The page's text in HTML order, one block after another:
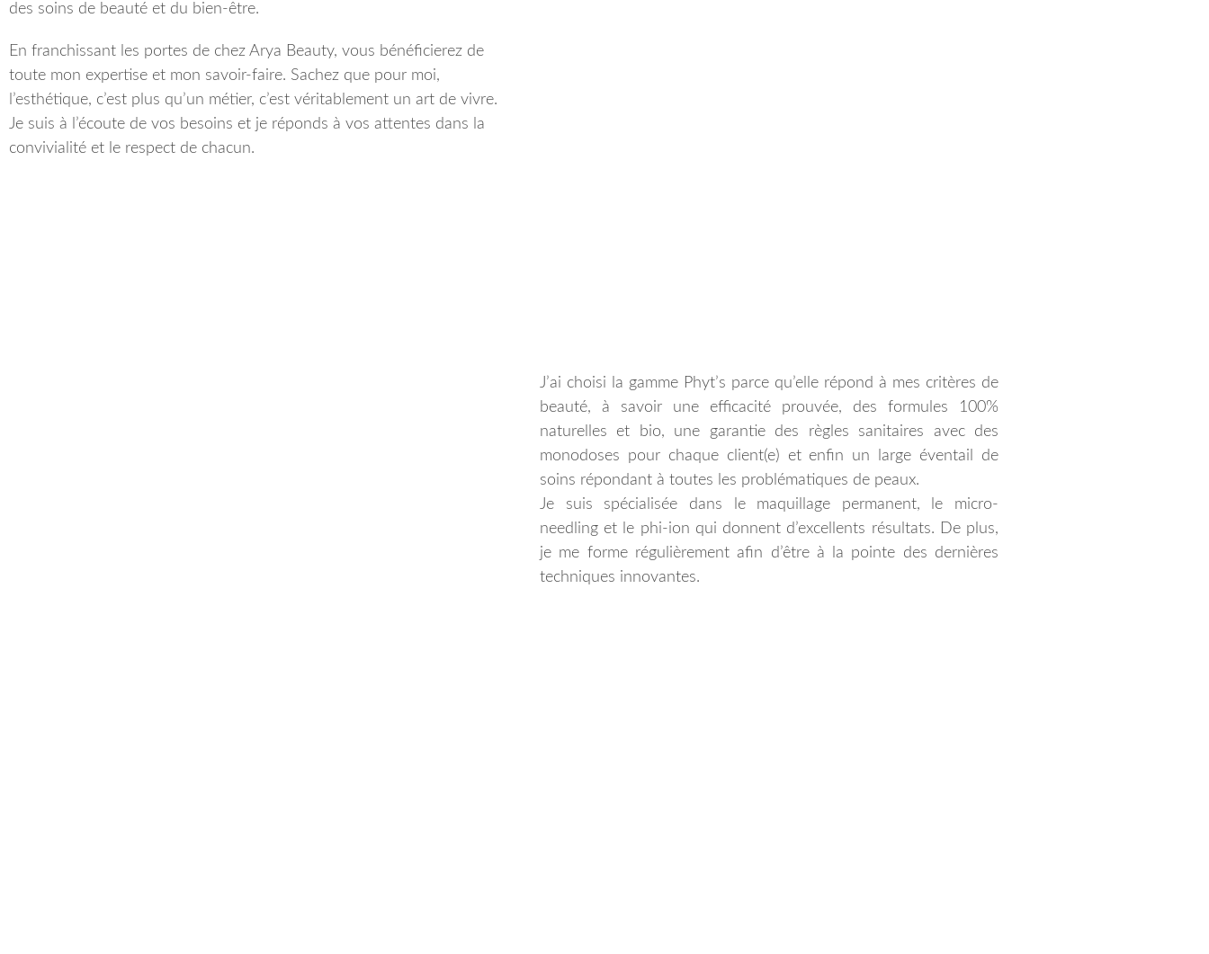
des soins de beauté et du bien-être.
En franchissant les portes de chez Arya Beauty, vous bénéficierez de
toute mon expertise et mon savoir-faire. Sachez que pour moi,
l’esthétique, c’est plus qu’un métier, c’est véritablement un art de vivre.
Je suis à l’écoute de vos besoins et je réponds à vos attentes dans la
convivialité et le respect de chacun.
J’ai choisi la gamme Phyt’s parce qu’elle répond à mes critères de
beauté, à savoir une efficacité prouvée, des formules 100%
naturelles et bio, une garantie des règles sanitaires avec des
monodoses pour chaque client(e) et enfin un large éventail de
soins répondant à toutes les problématiques de peaux.
Je suis spécialisée dans le maquillage permanent, le micro-
needling et le phi-ion qui donnent d’excellents résultats. De plus,
je me forme régulièrement afin d’être à la pointe des dernières
techniques innovantes.